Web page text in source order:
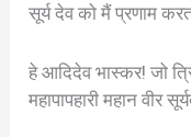
सूर्य देव को मैं प्रणाम
हे आदिदेव भास्कर! जो
महापापहारी महान वीर